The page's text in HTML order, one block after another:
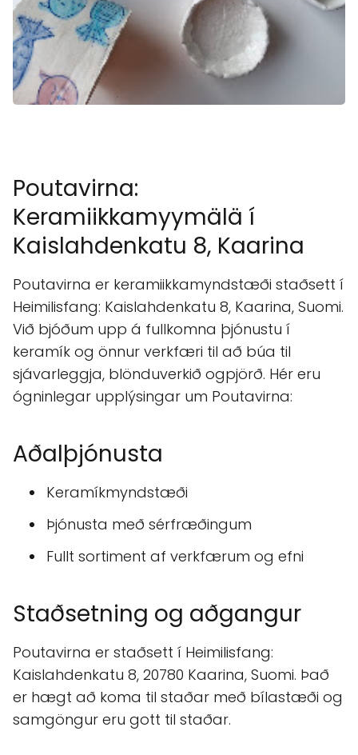
Poutavirna:
Keramiikkamyymälä í
Kaislahdenkatu 8, Kaarina
Poutavirna er keramiikkamyndstæði staðsett í
Heimilisfang: Kaislahdenkatu 8, Kaarina, Suomi.
Við bjóðum upp á fullkomna þjónustu í
keramík og önnur verkfæri til að búa til
sjávarleggja, blönduverkið ogpjörð. Hér eru
ógninlegar upplýsingar um Poutavirna:
Aðalþjónusta
Keramíkmyndstæði
Þjónusta með sérfræðingum
Fullt sortiment af verkfærum og efni
Staðsetning og aðgangur
Poutavirna er staðsett í Heimilisfang:
Kaislahdenkatu 8, 20780 Kaarina, Suomi. Það
er hægt að koma til staðar með bílastæði og
samgöngur eru gott til staðar.